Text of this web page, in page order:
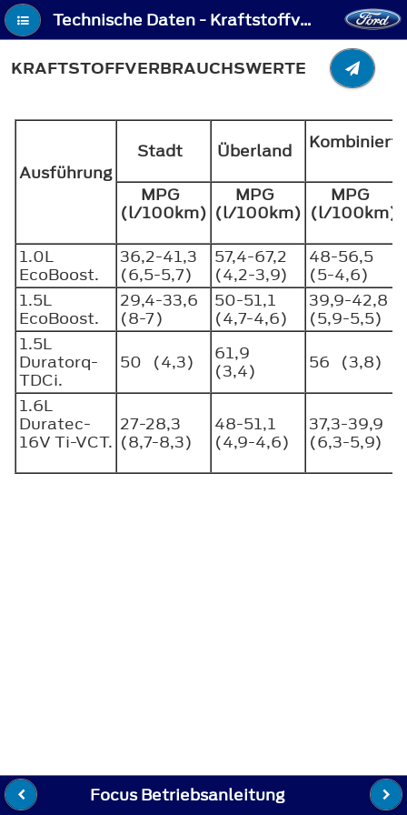
Technische Daten - Kraftstoffverbrauchswerte
KRAFTSTOFFVERBRAUCHSWERTE
Ausführung
Stadt Überland Kombiniert
MPG
(l/100km)
MPG
(l/100km)
MPG
(l/100km)
1.0L
EcoBoost.
36,2-41,3
(6,5-5,7)
57,4-67,2
(4,2-3,9)
48-56,5
(5-4,6)
1.5L
EcoBoost.
29,4-33,6
(8-7)
50-51,1
(4,7-4,6)
39,9-42,8
(5,9-5,5)
1.5L
Duratorq-
TDCi.
50 (4,3)
61,9
(3,4)
56 (3,8)
1.6L
Duratec-
16V Ti-VCT.
27-28,3
(8,7-8,3)
48-51,1
(4,9-4,6)
37,3-39,9
(6,3-5,9)
Focus Betriebsanleitung